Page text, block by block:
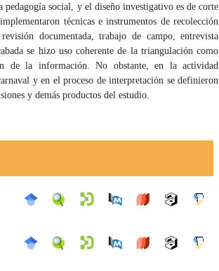
social, y el diseño investigativo es de corte
técnicas e instrumentos de recolección
documentada, trabajo de campo, entrevista
se hizo uso coherente de la triangulación como
de la información. No obstante, en la actividad
y en el proceso de interpretación se definieron
y demás productos del estudio.